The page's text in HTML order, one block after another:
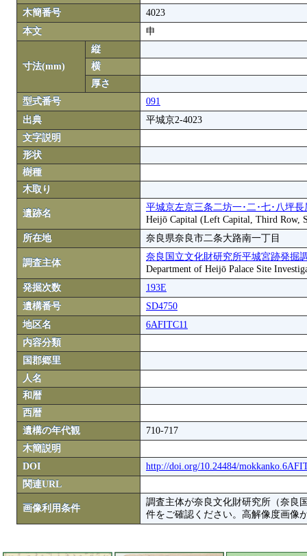
木簡番号
4023
本文
申
寸法(mm)
縦
横
厚さ
型式番号
091
出典
平城京2-4023
文字説明
形状
樹種
木取り
遺跡名
平城京左京三条二坊一･二･七･八坪長
Heijō Capital (Left Capital, Third Row,
所在地
奈良県奈良市二条大路南一丁目
調査主体
奈良国立文化財研究所平城宮跡発掘
Department of Heijō Palace Site
発掘次数
193E
遺構番号
SD4750
地区名
6AFITC11
内容分類
国郡郷里
人名
和暦
西暦
遺構の年代観
710-717
木簡説明
DOI
http://doi.org/10.24484/
関連URL
画像利用条件
調査主体が奈良文化財研究所（奈良
件をご確認ください。高解像度画像